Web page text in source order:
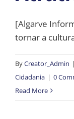
[Algarve
tornar a
ByCreator_Admin |
Cidadania | 0
Read More